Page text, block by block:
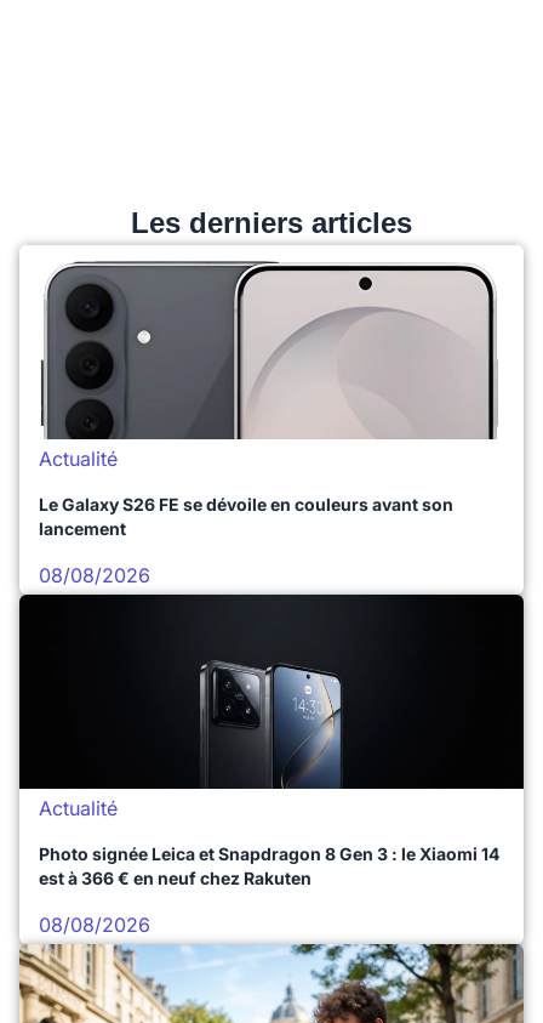
Les derniers articles
Actualité
Le Galaxy S26 FE se dévoile en couleurs avant son
lancement
08/08/2026
Actualité
Photo signée Leica et Snapdragon 8 Gen 3 : le Xiaomi 14
est à 366 € en neuf chez Rakuten
08/08/2026